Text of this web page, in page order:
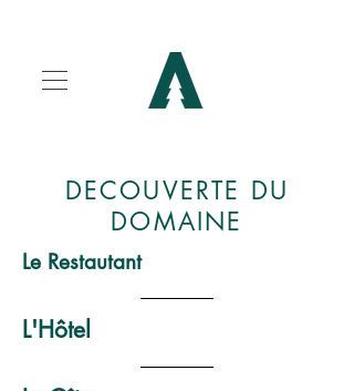
DECOUVERTE DU
DOMAINE
Le Restautant
L'Hôtel